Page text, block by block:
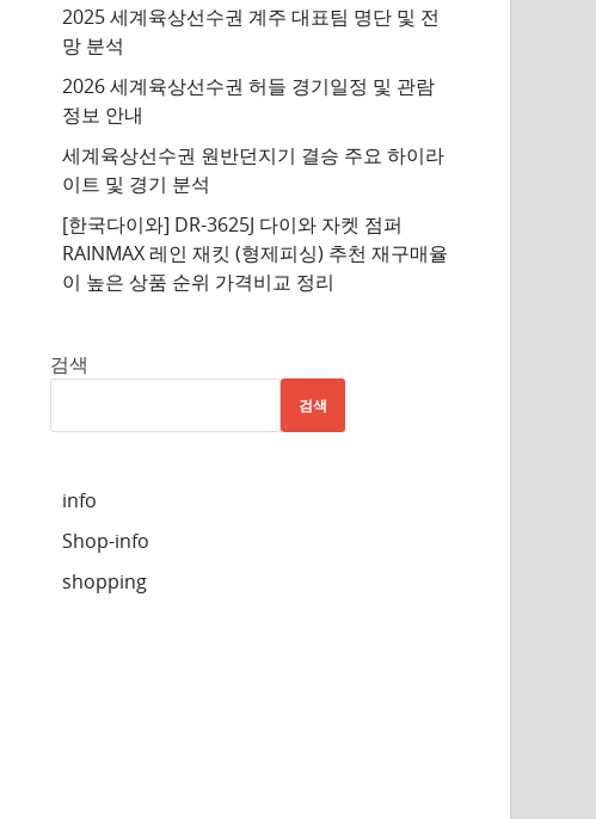
2025 세계육상선수권 계주 대표팀 명단 및 전
망 분석
2026 세계육상선수권 허들 경기일정 및 관람
정보 안내
세계육상선수권 원반던지기 결승 주요 하이라
이트 및 경기 분석
[한국다이와] DR-3625J 다이와 자켓 점퍼
RAINMAX 레인 재킷 (형제피싱) 추천 재구매율
이 높은 상품 순위 가격비교 정리
검색
검색
info
Shop-info
shopping